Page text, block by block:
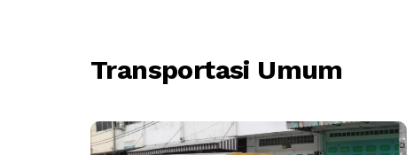
Transportasi Umum